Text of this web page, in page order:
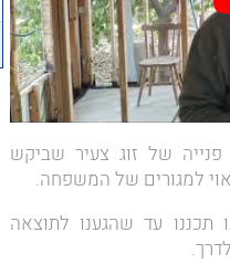
של זוג צעיר שביקש
למגורים של המשפחה.
תכננו עד שהגענו לתוצאה